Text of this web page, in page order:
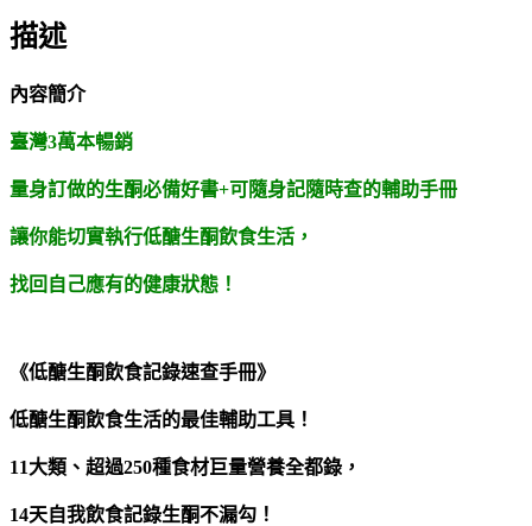
描述
內容簡介
臺灣3萬本暢銷
量身訂做的生酮必備好書+可隨身記隨時查的輔助手冊
讓你能切實執行低醣生酮飲食生活，
找回自己應有的健康狀態！
《低醣生酮飲食記錄速查手冊》
低醣生酮飲食生活的最佳輔助工具！
11大類、超過250種食材巨量營養全都錄，
14天自我飲食記錄生酮不漏勾！